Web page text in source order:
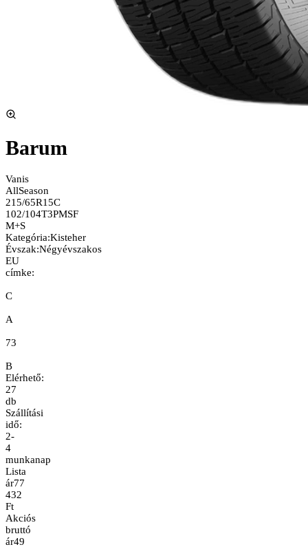
Barum
Vanis
AllSeason
215/65R15C
102/104T3PMSF
M+S
Kategória:Kisteher
Évszak:Négyévszakos
EU
címke:
C
A
73
B
Elérhető:
27
db
Szállítási
idő:
2-
4
munkanap
Lista
ár77
432
Ft
Akciós
bruttó
ár49